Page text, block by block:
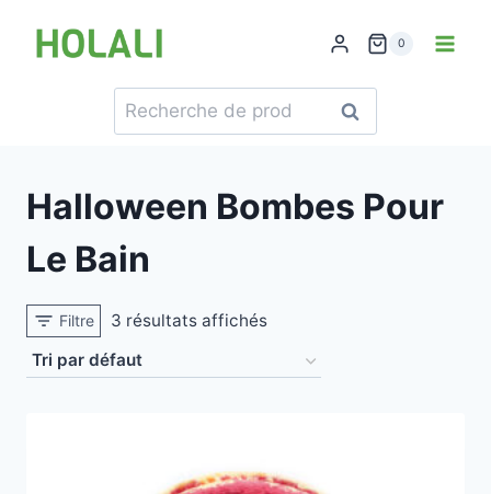
0
Recherche
pour :
Recherche
Halloween Bombes Pour
Le Bain
Filtre 3 résultats affichés